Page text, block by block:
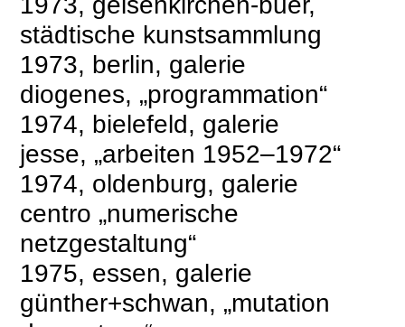
städtische kunstsammlung
1973, berlin, galerie
diogenes, „programmation“
1974, bielefeld, galerie
jesse, „arbeiten 1952–1972“
1974, oldenburg, galerie
centro „numerische
netzgestaltung“
1975, essen, galerie
günther+schwan, „mutation